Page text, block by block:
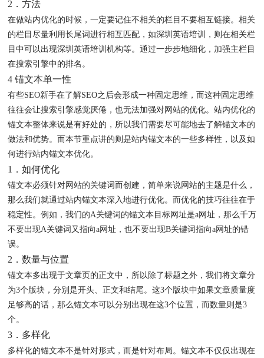
2．方法
在做站内优化的时候，一定要记住不相关的栏目不要相互链接。相关
的栏目尽量利用长尾词进行相互匹配，如深圳英语培训，则在相关栏
目中可以出现深圳英语培训机构等。通过一步步地细化，加强主栏目
在搜索引擎中的排名。
4 锚文本单一性
有些SEO新手在了解SEO之后会形成一种固定思维，而这种固定思维
往往会让搜索引擎感觉厌倦，也无法加强对网站的优化。站内优化的
锚文本整体来说是有好处的，所以我们需要尽可能地去了解锚文本的
做法和优势。而本节重点讲的则是站内锚文本的一些多样性，以及如
何进行站内锚文本优化。
1．如何优化
锚文本必须针对网站的关键词而创建，简单来说网站的主题是什么，
那么我们就通过站内锚文本深入地进行优化。而优化的技巧往往在于
稳定性。例如，我们的A关键词的锚文本目标网址是a网址，那么千万
不要出现A关键词又指向a网址，也不要出现B关键词指向a网址的错
误。
2．数量与位置
锚文本多出现于文章页的正文中，所以除了标题之外，我们将文章分
为3个版块，分别是开头、正文和结尾。这3个版块中如果文章质量度
足够高的话，那么锚文本可以分别出现在这3个位置，而数量则是3
个。
3．多样化
多样化的锚文本不是针对形式，而是针对布局。锚文本不仅仅出现在